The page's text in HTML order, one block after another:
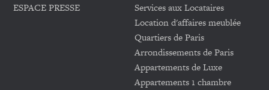
ESPACE PRESSE
Services aux Locataires
Location d'affaires meublée
Quartiers de Paris
Arrondissements de Paris
Appartements de Luxe
Appartements 1 chambre